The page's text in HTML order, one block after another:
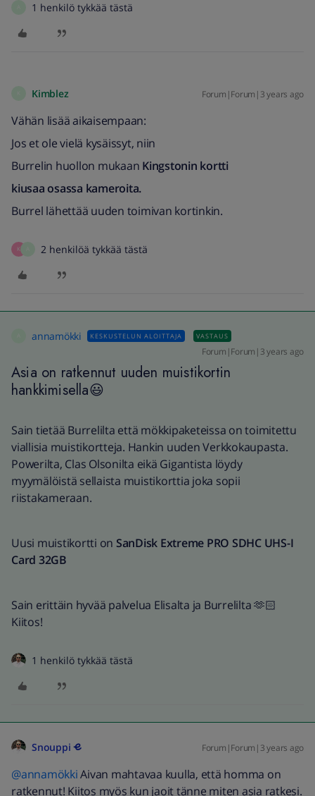
1 henkilö tykkää tästä
Kimblez Forum|Forum|3 years ago
Vähän lisää aikaisempaan:
Jos et ole vielä kysäissyt, niin
Burrelin huollon mukaan Kingstonin kortti
kiusaa osassa kameroita.
Burrel lähettää uuden toimivan kortinkin.
K 2 henkilöä tykkää tästä
annamökki KESKUSTELUN ALOITTAJA VASTAUS
Forum|Forum|3 years ago
Asia on ratkennut uuden muistikortin
hankkimisella😃
Sain tietää Burrelilta että mökkipaketeissa on toimitettu
viallisia muistikortteja. Hankin uuden Verkkokaupasta.
Powerilta, Clas Olsonilta eikä Gigantista löydy
myymälöistä sellaista muistikorttia joka sopii
riistakameraan.
Uusi muistikortti on SanDisk Extreme PRO SDHC UHS-I
Card 32GB
Sain erittäin hyvää palvelua Elisalta ja Burrelilta 🫶🏻
Kiitos!
1 henkilö tykkää tästä
Snouppi Forum|Forum|3 years ago
@annamökkiAivan mahtavaa kuulla, että homma on
ratkennut! Kiitos myös kun jaoit tänne miten asia ratkesi.